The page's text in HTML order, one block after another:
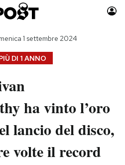
Auto
Consumismi
Storie/Idee
Media
DI 1 ANNO
1 settembre 2024
ha vinto l’oro
lancio del disco,
volte il record